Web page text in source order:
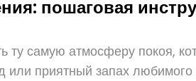
пошаговая
самую атмосферу покоя,
приятный запах